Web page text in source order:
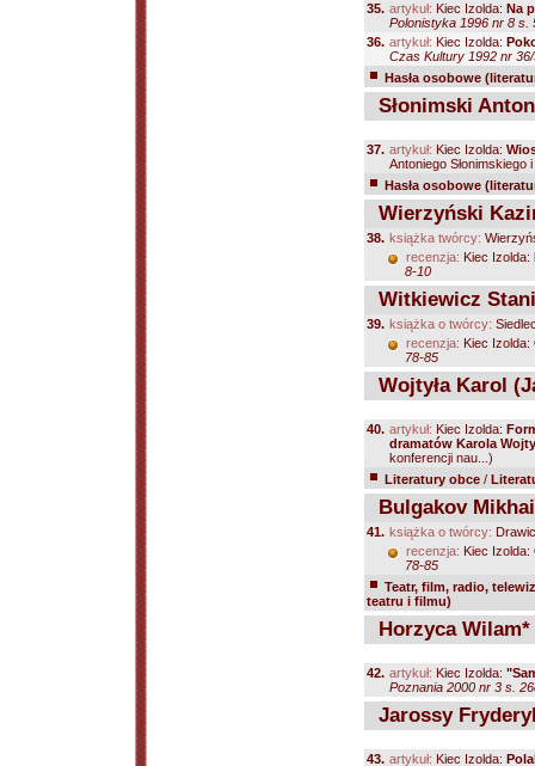
35. artykuł: Kiec Izolda: Na
Polonistyka 1996 nr 8 s.
36. artykuł: Kiec Izolda:
Czas Kultury 1992 nr
Hasła osobowe
Słonimski
37. artykuł: Kiec Izolda:
Antoniego
Hasła osobowe
Wierzyński
38. książka twórcy:
recenzja: Kiec Izolda:
8-10
Witkiewicz
39. książka o twórcy:
recenzja: Kiec Izolda:
78-85
Wojtyła Karol
40. artykuł: Kiec Izolda:
dramatów Karola
konferencji nau...)
Literatury obce /
Bulgakov
41. książka o twórcy:
recenzja: Kiec Izolda:
78-85
Teatr, film, radio,
teatru i filmu)
Horzyca Wilam*
42. artykuł: Kiec Izolda:
Poznania 2000 nr 3 s.
Jarossy
43. artykuł: Kiec Izolda: